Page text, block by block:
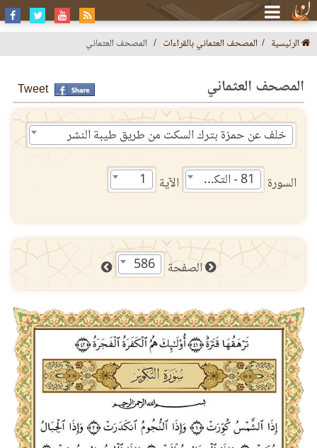
الرئيسية المصحف العثماني بالقراءات المصحف العثماني
المصحف العثماني Tweet
خلف عن حمزة بترك السكت من طريق طيبة النشر
السورة 81 - التكوير الآية 1
الصفحة 586